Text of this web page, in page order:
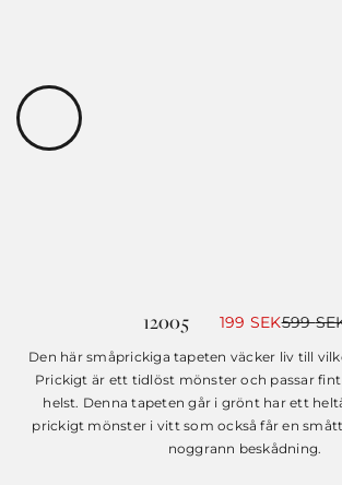
12005 599
Det
priset
var:
599 SEK.
199 SEK
Det
priset
är:
199 SEK.
Den här småprickiga tapeten väcker liv till
Prickigt är ett tidlöst mönster och passar
helst. Denna tapeten går i grönt har ett
prickigt mönster i vitt som också får en
noggrann beskådning.